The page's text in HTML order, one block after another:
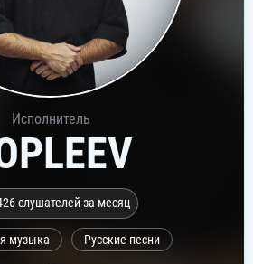
Исполнитель
слушателей за месяц
музыка Русские песни